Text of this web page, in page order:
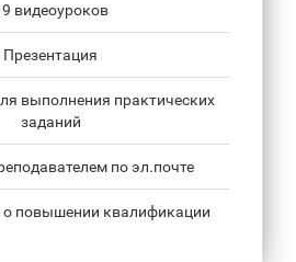
видеоуроков
Презентация
выполнения практических
заданий
по эл.почте
о повышении квалификации